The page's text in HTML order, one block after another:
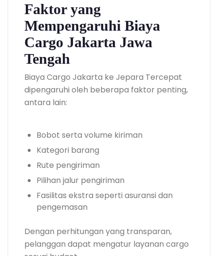
Faktor yang
Mempengaruhi Biaya
Cargo Jakarta Jawa
Tengah
Biaya Cargo Jakarta ke Jepara Tercepat
dipengaruhi oleh beberapa faktor penting,
antara lain:
Bobot serta volume kiriman
Kategori barang
Rute pengiriman
Pilihan jalur pengiriman
Fasilitas ekstra seperti asuransi dan
pengemasan
Dengan perhitungan yang transparan,
pelanggan dapat mengatur layanan cargo